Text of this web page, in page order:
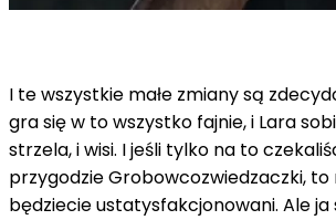
I te wszystkie małe zmiany są
gra się w to wszystko fajnie, i Lara
strzela, i wisi. I jeśli tylko na to
przygodzie Grobowcozwiedzaczki,
będziecie ustatysfakcjonowani. Ale ja